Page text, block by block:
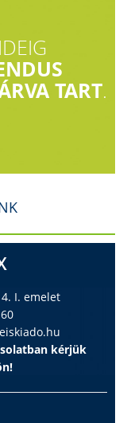
TART.
I. emelet
kérjük